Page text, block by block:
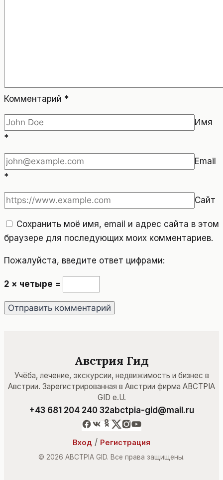
Комментарий *
Имя
*
Email
*
Сайт
Сохранить моё имя, email и адрес сайта в этом
браузере для последующих моих комментариев.
Пожалуйста, введите ответ цифрами:
2 × четыре =
Австрия Гид
Учёба, лечение, экскурсии, недвижимость и бизнес в
Австрии. Зарегистрированная в Австрии фирма ABCTPIA
GID e.U.
+43 681 204 240 32abctpia-gid@mail.ru
Вход / Регистрация
© 2026 ABCTPIA GID. Все права защищены.